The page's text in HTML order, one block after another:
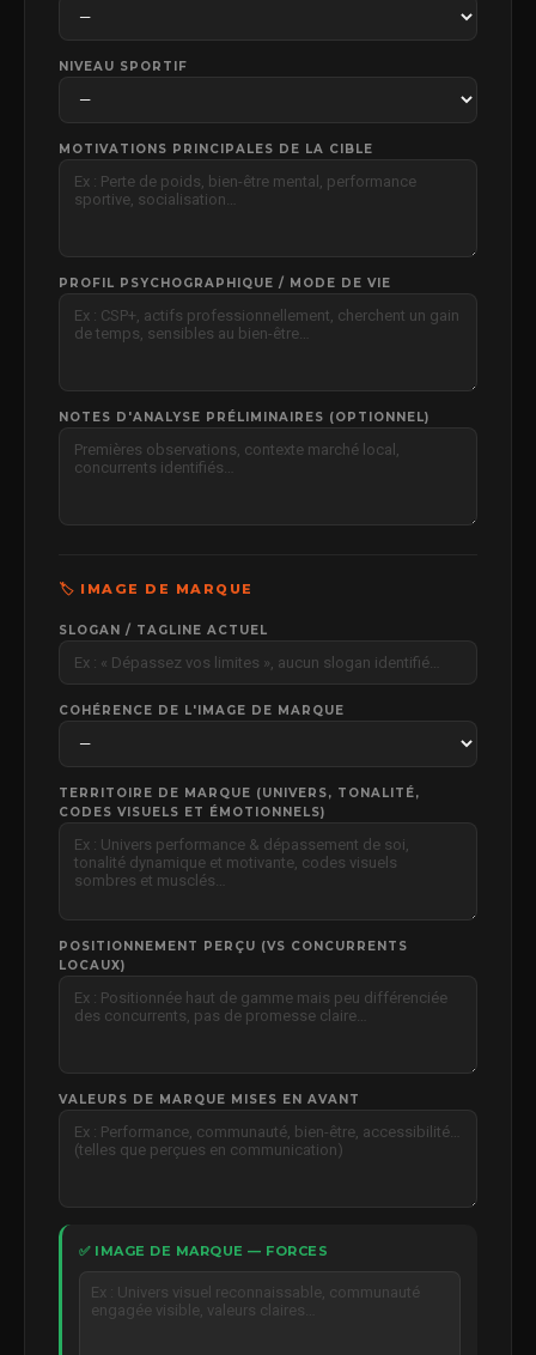
📍 Basée à Paris et Lyon.
Suivez-nous sur les
réseaux !
Nos partenaires :
Navigation – Agence de
communication digitale à Lyon
Création de site web
Création de contenu
Création de tunnels de vente
Formation communication digitale pour les coachs
dans le bien-être
Ressources gratuites
Rejoindre notre équipe MWD
Je postule en tant que chef.fe de projet